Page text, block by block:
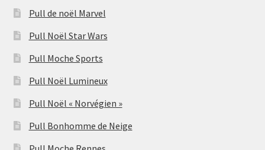
Pull de noël Marvel
Pull Noël Star Wars
Pull Moche Sports
Pull Noël Lumineux
Pull Noël « Norvégien »
Pull Bonhomme de Neige